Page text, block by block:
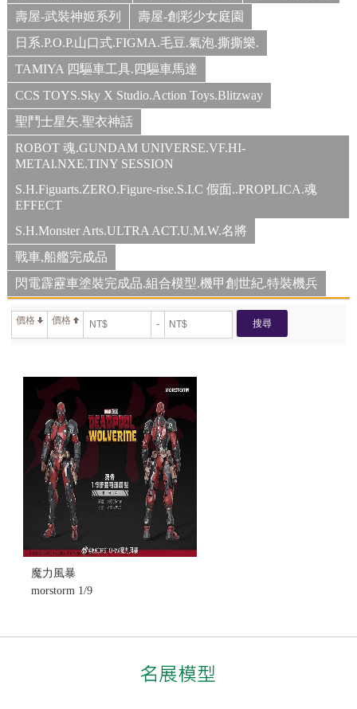
壽屋-武裝神姬系列
壽屋-創彩少女庭園
日系.P.O.P.山口式.FIGMA.毛豆.氣泡.撕撕樂.
TAMIYA 四驅車工具.四驅車馬達
CCS TOYS.Sky X Studio.Action Toys.Blitzway
聖鬥士星矢.聖衣神話
ROBOT 魂.GUNDAM UNIVERSE.VF.HI-
METAl.NXE.TINY SESSION
S.H.Figuarts.ZERO.Figure-rise.S.I.C 假面..PROPLICA.魂
EFFECT
S.H.Monster Arts.ULTRA ACT.U.M.W.名將
戰車,船艦完成品
閃電霹靂車塗裝完成品.組合模型.機甲創世紀.特裝機兵
價格 價格 - 搜尋
魔力風暴
morstorm 1/9